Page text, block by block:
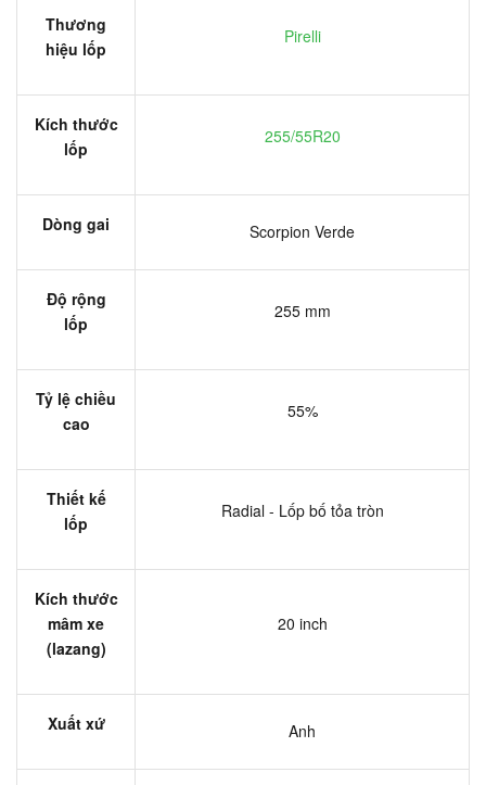
Thương
hiệu lốp
Pirelli
Kích thước
lốp
255/55R20
Dòng gai Scorpion Verde
Độ rộng
lốp
255 mm
Tỷ lệ chiều
cao
55%
Thiết kế
lốp
Radial - Lốp bố tỏa tròn
Kích thước
mâm xe
(lazang)
20 inch
Xuất xứ Anh